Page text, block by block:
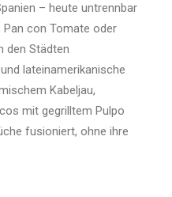
– heute untrennbar
Pan con Tomate oder
den Städten
lateinamerikanische
Kabeljau,
mit gegrilltem Pulpo
fusioniert, ohne ihre